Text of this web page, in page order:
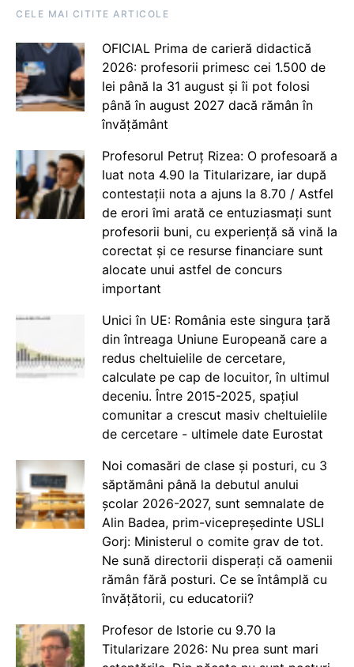
CELE MAI CITITE ARTICOLE
OFICIAL Prima de carieră didactică
2026: profesorii primesc cei 1.500 de
lei până la 31 august și îi pot folosi
până în august 2027 dacă rămân în
învățământ
Profesorul Petruț Rizea: O profesoară a
luat nota 4.90 la Titularizare, iar după
contestații nota a ajuns la 8.70 / Astfel
de erori îmi arată ce entuziasmați sunt
profesorii buni, cu experiență să vină la
corectat și ce resurse financiare sunt
alocate unui astfel de concurs
important
Unici în UE: România este singura țară
din întreaga Uniune Europeană care a
redus cheltuielile de cercetare,
calculate pe cap de locuitor, în ultimul
deceniu. Între 2015-2025, spațiul
comunitar a crescut masiv cheltuielile
de cercetare - ultimele date Eurostat
Noi comasări de clase și posturi, cu 3
săptămâni până la debutul anului
școlar 2026-2027, sunt semnalate de
Alin Badea, prim-vicepreședinte USLI
Gorj: Ministerul o comite grav de tot.
Ne sună directorii disperați că oamenii
rămân fără posturi. Ce se întâmplă cu
învățătorii, cu educatorii?
Profesor de Istorie cu 9.70 la
Titularizare 2026: Nu prea sunt mari